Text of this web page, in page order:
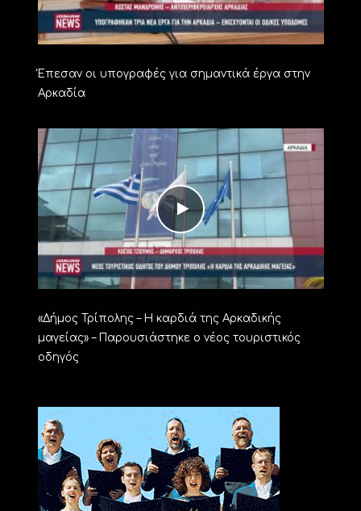
Έπεσαν οι υπογραφές για σημαντικά έργα στην
Αρκαδία
«Δήμος Τρίπολης – Η καρδιά της Αρκαδικής
μαγείας» – Παρουσιάστηκε ο νέος τουριστικός
οδηγός